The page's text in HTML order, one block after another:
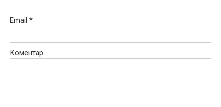
Email *
Коментар